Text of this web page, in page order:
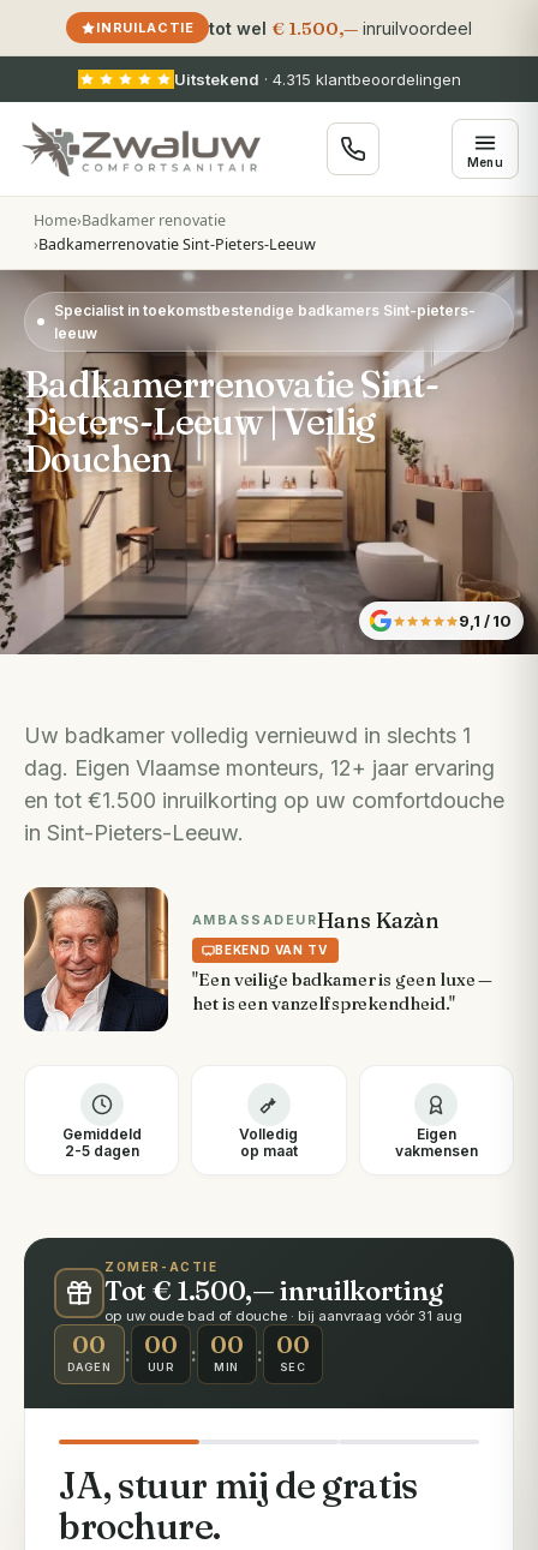
INRUILACTIE tot wel € 1.500,— inruilvoordeel
Uitstekend · 4.315 klantbeoordelingen
Menu
Home›Badkamer renovatie
›Badkamerrenovatie Sint-Pieters-Leeuw
Specialist in toekomstbestendige badkamers Sint-pieters-
leeuw
Badkamerrenovatie Sint-
Pieters-Leeuw | Veilig
Douchen
9,1 / 10
Uw badkamer volledig vernieuwd in slechts 1
dag. Eigen Vlaamse monteurs, 12+ jaar ervaring
en tot €1.500 inruilkorting op uw comfortdouche
in Sint-Pieters-Leeuw.
AMBASSADEURHans Kazàn
BEKEND VAN TV
"Een veilige badkamer is geen luxe —
het is een vanzelfsprekendheid."
Gemiddeld
2-5 dagen
Volledig
op maat
Eigen
vakmensen
ZOMER-ACTIE
Tot € 1.500,— inruilkorting
op uw oude bad of douche · bij aanvraag vóór 31 aug
00
DAGEN
: 00
UUR
: 00
MIN
: 00
SEC
JA, stuur mij de gratis
brochure.